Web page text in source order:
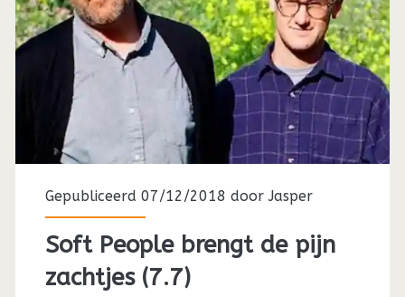
Gepubliceerd 07/12/2018 doorJasper
Soft People brengt de pijn
zachtjes (7.7)